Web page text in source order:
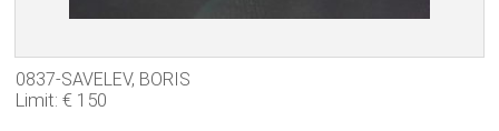
0837-SAVELEV, BORIS
Limit: € 150